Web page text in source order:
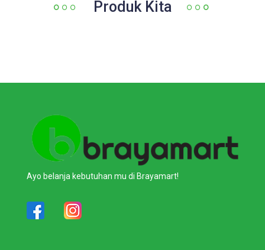
Produk Kita
Ayo belanja kebutuhan mu di Brayamart!